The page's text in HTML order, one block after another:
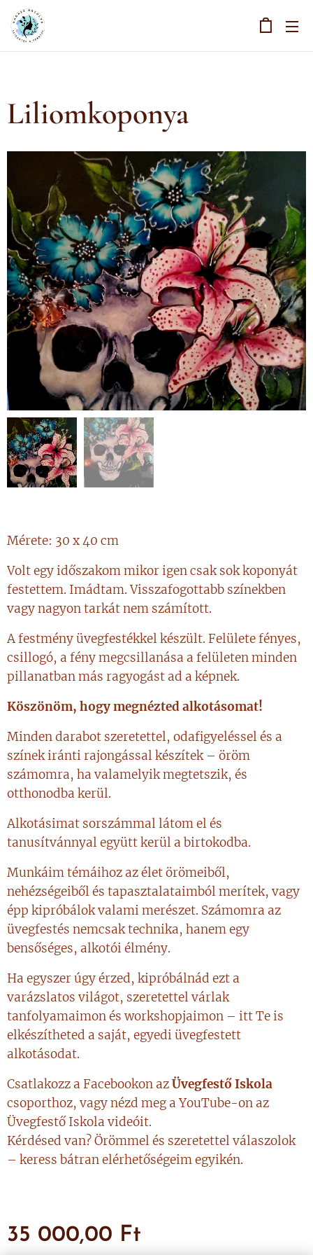
Liliomkoponya
Mérete: 30 x 40 cm
Volt egy időszakom mikor igen csak sok koponyát
festettem. Imádtam. Visszafogottabb színekben
vagy nagyon tarkát nem számított.
A festmény üvegfestékkel készült. Felülete fényes,
csillogó, a fény megcsillanása a felületen minden
pillanatban más ragyogást ad a képnek.
Köszönöm, hogy megnézted alkotásomat!
Minden darabot szeretettel, odafigyeléssel és a
színek iránti rajongással készítek – öröm
számomra, ha valamelyik megtetszik, és
otthonodba kerül.
Alkotásimat sorszámmal látom el és
tanusítvánnyal együtt kerül a birtokodba.
Munkáim témáihoz az élet örömeiből,
nehézségeiből és tapasztalataimból merítek, vagy
épp kipróbálok valami merészet. Számomra az
üvegfestés nemcsak technika, hanem egy
bensőséges, alkotói élmény.
Ha egyszer úgy érzed, kipróbálnád ezt a
varázslatos világot, szeretettel várlak
tanfolyamaimon és workshopjaimon – itt Te is
elkészítheted a saját, egyedi üvegfestett
alkotásodat.
Csatlakozz a Facebookon azÜvegfestő Iskola
csoporthoz, vagy nézd meg a YouTube-on az
Üvegfestő Iskola videóit.
Kérdésed van? Örömmel és szeretettel válaszolok
– keress bátran elérhetőségeim egyikén.
35 000,00 Ft